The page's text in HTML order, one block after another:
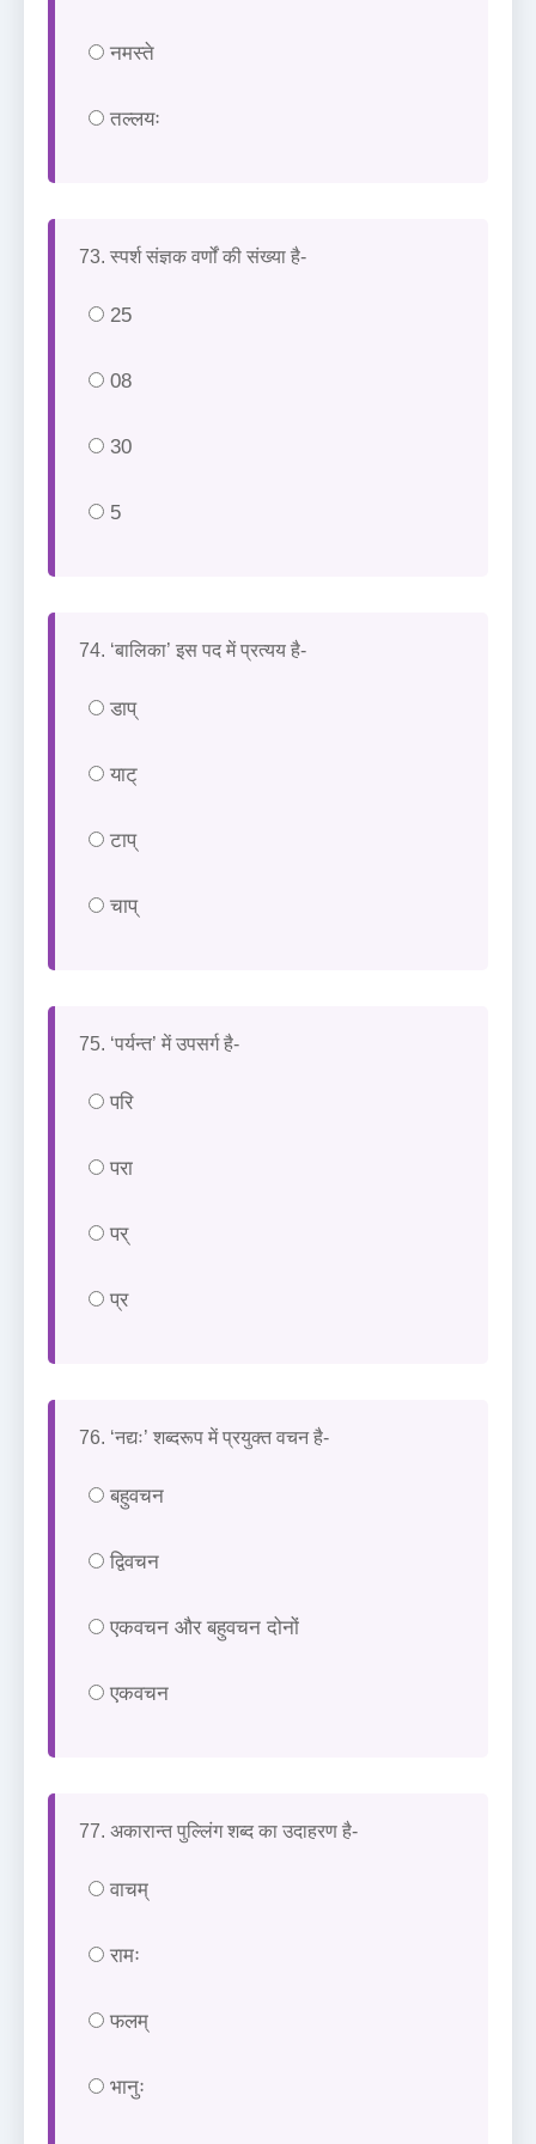
नमस्ते
तल्लयः
73. स्पर्श संज्ञक वर्णों की संख्या है-
25
08
30
5
74. ‘बालिका’ इस पद में प्रत्यय है-
डाप्
याट्
टाप्
चाप्
75. ‘पर्यन्त’ में उपसर्ग है-
परि
परा
पर्
प्र
76. ‘नद्यः’ शब्दरूप में प्रयुक्त वचन है-
बहुवचन
द्विवचन
एकवचन और बहुवचन दोनों
एकवचन
77. अकारान्त पुल्लिंग शब्द का उदाहरण है-
वाचम्
रामः
फलम्
भानुः